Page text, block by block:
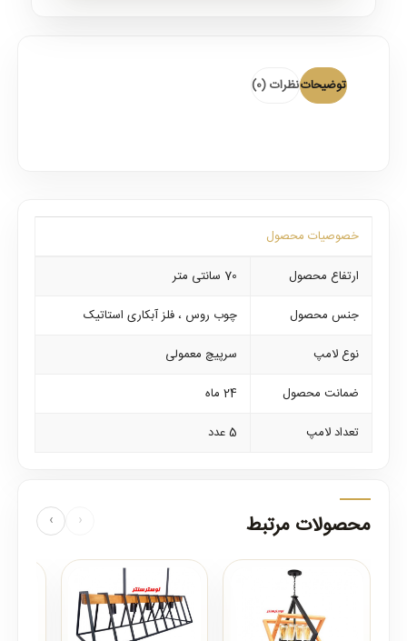
توضیحاتنظرات (0)
خصوصیات محصول
ارتفاع محصول
70 سانتی متر
جنس محصول
چوب روس ، فلز آبکاری استاتیک
نوع لامپ
سرپیچ معمولی
ضمانت محصول
24 ماه
تعداد لامپ
5 عدد
محصولات مرتبط ‹
›